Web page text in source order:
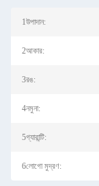
1উপাদান:
2আকার:
3রঙ:
4নমুনা:
5গ্যারান্টি:
6লোগো মুদ্রণ: